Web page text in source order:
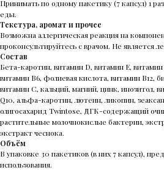
Принимать по одному пакетику (7 капсул) 1
еды.
Текстура, аромат и прочее
Возможна аллергическая реакция на
проконсультируйтесь с врачом. Не является
Состав
Бета-каротин, витамин D, витамин E, витамин
витамин B6, фолиевая кислота, витамин B12,
витамин C, кальций, магний, цинк, инозитол,
Q10, альфа-каротин, лютеин, ликопин,
олигосахарид Twintose, ДГК-содержащий
растительные молочнокислые бактерии,
экстракт чеснока.
Объём
В упаковке 30 пакетиков (в них 7 капсул),
использования.